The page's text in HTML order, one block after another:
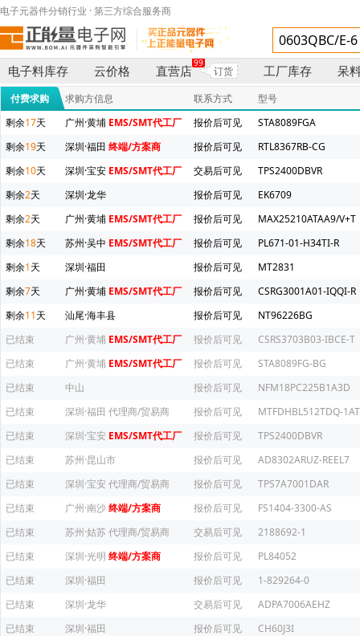
电子元器件分销行业 · 第三方综合服务商
电子料库存 云价格 直营店
99
订货 工厂库存 呆
付费求购 求购方信息 联系方式
型号
剩余17天 广州·黄埔 EMS/SMT代工厂 报价后可见
STA8089FGA
剩余19天 深圳·福田 终端/方案商 报价后可见
RTL8367RB-CG
剩余10天 深圳·宝安 EMS/SMT代工厂 交易后可见
TPS2400DBVR
剩余2天 深圳·龙华 报价后可见
EK6709
剩余2天 广州·黄埔 EMS/SMT代工厂 报价后可见
MAX25210ATAA9/V+T
剩余18天 苏州·吴中 EMS/SMT代工厂 报价后可见
PL671-01-H34TI-R
剩余1天 深圳·福田 报价后可见
MT2831
剩余7天 广州·黄埔 EMS/SMT代工厂 报价后可见
CSRG3001A01-IQQI-R
剩余11天 汕尾·海丰县 报价后可见
NT96226BG
已结束
广州·黄埔 EMS/SMT代工厂 报价后可见
CSRS3703B03-IBCE-T
已结束
广州·黄埔 EMS/SMT代工厂 报价后可见
STA8089FG-BG
已结束
中山 报价后可见
NFM18PC225B1A3D
已结束
深圳·福田 代理商/贸易商 报价后可见
MTFDHBL512TDQ-
已结束
深圳·宝安 EMS/SMT代工厂 报价后可见
TPS2400DBVR
已结束
苏州·昆山市 报价后可见
AD8302ARUZ-REEL7
已结束
深圳·宝安 代理商/贸易商 报价后可见
TPS7A7001DAR
已结束
广州·南沙终端/方案商 报价后可见
FS1404-3300-AS
已结束
苏州·姑苏代理商/贸易商 交易后可见
2188692-1
已结束
深圳·光明 终端/方案商 报价后可见
PL84052
已结束
深圳·福田 报价后可见
1-829264-0
已结束
深圳·龙华 交易后可见
ADPA7006AEHZ
已结束
深圳·福田 报价后可见
CH60J3I